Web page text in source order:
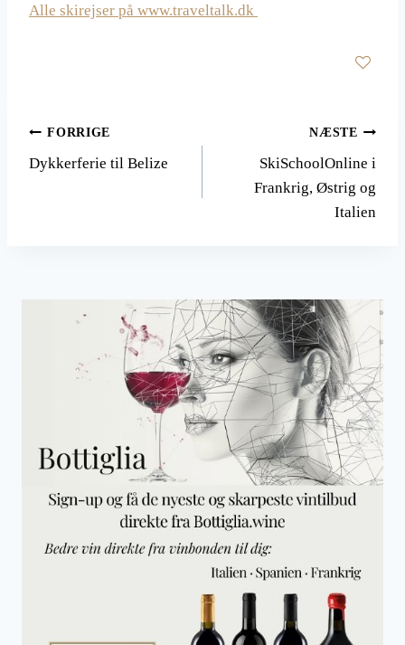
Alle skirejser på www.traveltalk.dk
Indlægsnavigation
FORRIGE
Dykkerferie til Belize
NÆSTE
SkiSchoolOnline i
Frankrig, Østrig og
Italien